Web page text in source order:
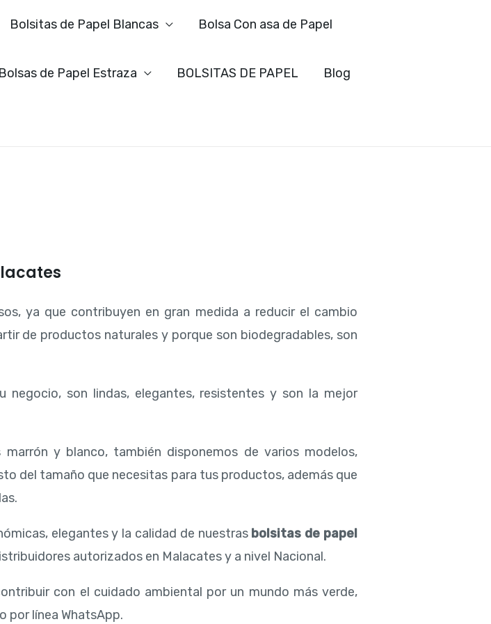
Bolsitas de Papel Blancas Bolsa Con asa de Papel
Bolsas de Papel Estraza BOLSITAS DE PAPEL Blog
ya que contribuyen en gran medida a reducir el cambio
de productos naturales y porque son biodegradables, son
son lindas, elegantes, resistentes y son la mejor
y blanco, también disponemos de varios modelos,
del tamaño que necesitas para tus productos, además que
elegantes y la calidad de nuestras bolsitas de papel
autorizados en Malacates y a nivel Nacional.
con el cuidado ambiental por un mundo más verde,
por línea WhatsApp.